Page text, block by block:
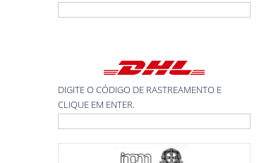
DIGITE O CÓDIGO DE RASTREAMENTO E
CLIQUE EM ENTER.